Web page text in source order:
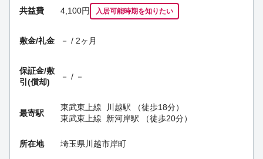
共益費 4,100円 入居可能時期を知りたい
敷金/礼金 － / 2ヶ月
保証金/敷
引(償却)
－ / －
最寄駅
東武東上線 川越駅 （徒歩18分）
東武東上線
新河岸駅 （徒歩20分）
所在地 埼玉県川越市岸町